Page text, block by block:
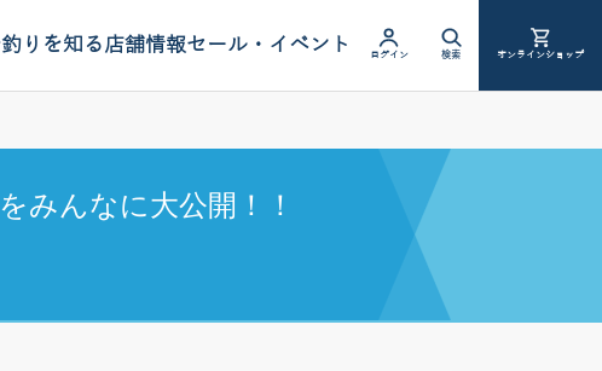
釣りを知る店舗情報セール・イベント ログイン 検索 オンラインショップ
みんなに大公開！！